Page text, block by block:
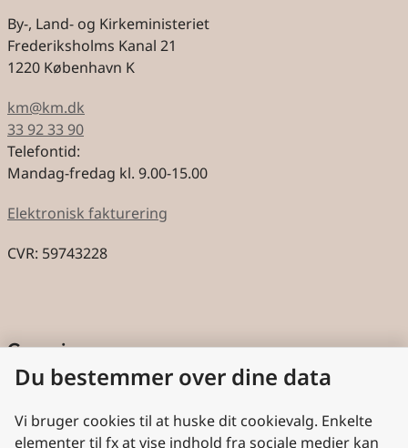
By-, Land- og Kirkeministeriet
Frederiksholms Kanal 21
1220 København K
km@km.dk
33 92 33 90
Telefontid:
Mandag-fredag kl. 9.00-15.00
Elektronisk fakturering
CVR: 59743228
Genveje
Cookies
Aktindsigt
Du bestemmer over dine data
Vi bruger cookies til at huske dit cookievalg. Enkelte
elementer til fx at vise indhold fra sociale medier kan